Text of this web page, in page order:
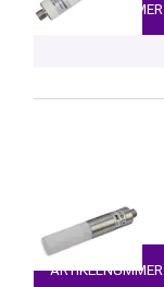
ARTIKELNUMMER
ARTIKELNUMMER